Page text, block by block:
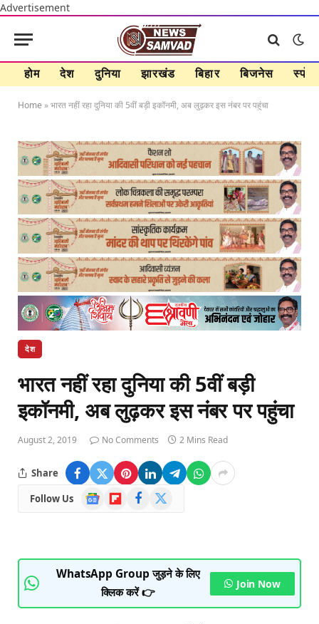
Advertisement
होम देश दुनिया झारखंड बिहार बिजनेस
Home »भारत नहीं रहा दुनिया की 5वीं बड़ी इकॉनमी, अब लुढ़कर इस नंबर पर पहुंचा
देश
भारत नहीं रहा दुनिया की 5वीं बड़ी
इकॉनमी, अब लुढ़कर इस नंबर पर पहुंचा
August 2, 2019 No Comments 2 Mins Read
Share
Follow Us
Google
News
FlipboardFacebook
WhatsApp Group जुड़ने के लिए
क्लिक करें 👉
Join Now